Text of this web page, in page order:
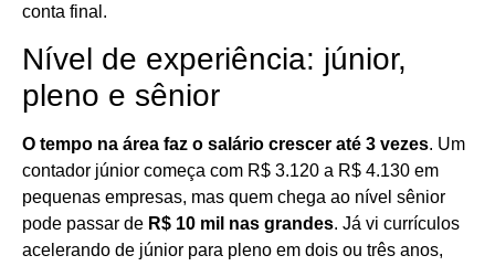
conta final.
Nível de experiência: júnior,
pleno e sênior
O tempo na área faz o salário crescer até 3 vezes. Um
contador júnior começa com R$ 3.120 a R$ 4.130 em
pequenas empresas, mas quem chega ao nível sênior
pode passar de R$ 10 mil nas grandes. Já vi currículos
acelerando de júnior para pleno em dois ou três anos,